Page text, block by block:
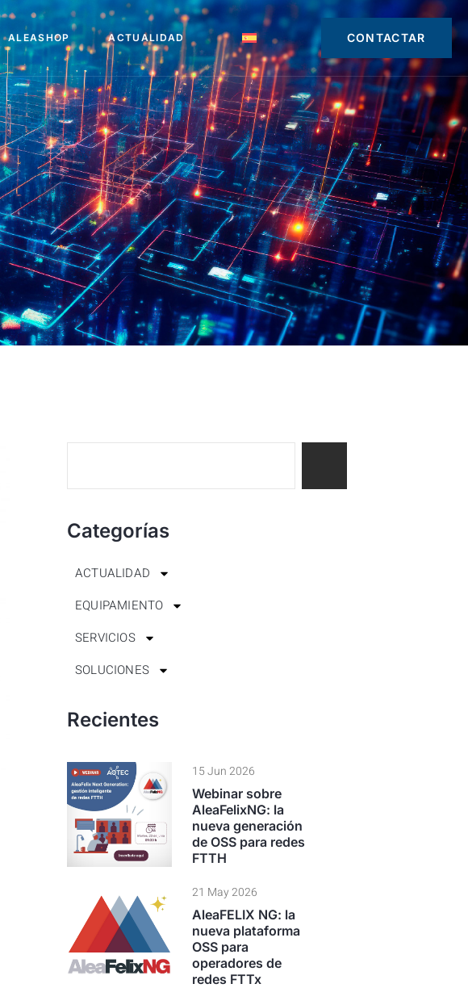
ALEASHOP ACTUALIDAD CONTACTAR
Categorías
ACTUALIDAD
EQUIPAMIENTO
SERVICIOS
SOLUCIONES
Recientes
15 Jun 2026
Webinar sobre
AleaFelixNG: la
nueva generación
de OSS para redes
FTTH
21 May 2026
AleaFELIX NG: la
nueva plataforma
OSS para
operadores de
redes FTTx